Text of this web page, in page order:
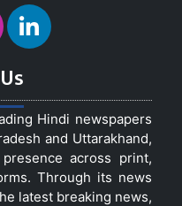
Hindi newspapers
and Uttarakhand,
across print,
Through its news
latest breaking news,